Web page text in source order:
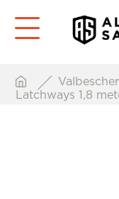
Latchways 1,8